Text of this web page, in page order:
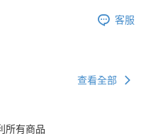
客服
查看全部
所有商品